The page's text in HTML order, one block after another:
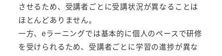
させるため、受講者ごとに受講状況が異なることは
ほとんどありません。
一方、eラーニングでは基本的に個人のペースで研修
を受けられるため、受講者ごとに学習の進捗が異な